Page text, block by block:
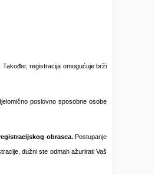
registracija omogućuje brži
poslovno sposobne osobe
obrasca.Postupanje
dužni ste odmah ažurirati Vaš